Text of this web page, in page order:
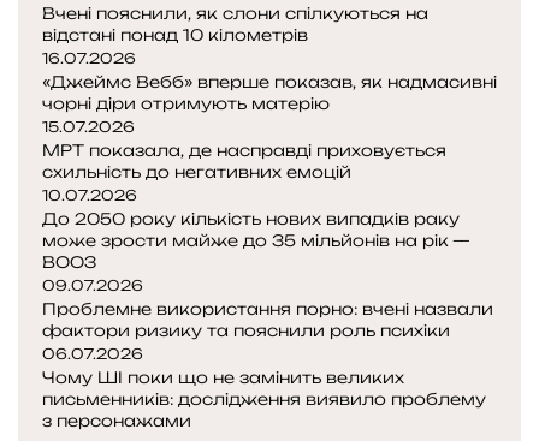
и
,
щ
о
з
м
і
н
ю
ю
т
ь
ж
и
т
т
я
о
я
с
н
е
н
н
я
н
а
м
е
ж
і
н
а
у
н
о
ч
а
с
н
о
п
і
д
с
т
р
и
б
н
е
Вчені пояснили, як слони спілкуються на
відстані понад 10 кілометрів
16.07.2026
«Джеймс Вебб» вперше показав, як надмасивні
чорні діри отримують матерію
15.07.2026
МРТ показала, де насправді приховується
схильність до негативних емоцій
10.07.2026
До 2050 року кількість нових випадків раку
може зрости майже до 35 мільйонів на рік —
ВООЗ
09.07.2026
Проблемне використання порно: вчені назвали
фактори ризику та пояснили роль психіки
06.07.2026
Чому ШІ поки що не замінить великих
письменників: дослідження виявило проблему
з персонажами